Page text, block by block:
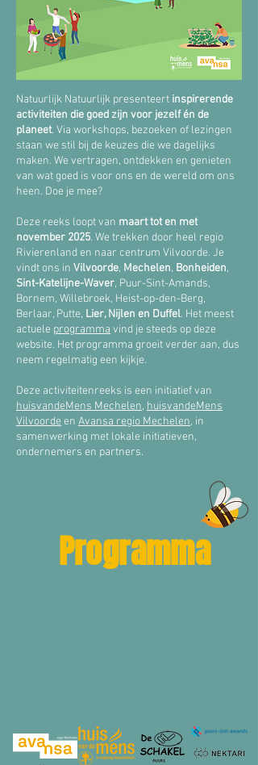
Natuurlijk Natuurlijk presenteert inspirerende
activiteiten die goed zijn voor jezelf én de
planeet. Via workshops, bezoeken of lezingen
staan we stil bij de keuzes die we dagelijks
maken. We vertragen, ontdekken en genieten
van wat goed is voor ons en de wereld om ons
heen. Doe je mee?
Deze reeks loopt van maart tot en met
november 2025. We trekken door heel regio
Rivierenland en naar centrum Vilvoorde. Je
vindt ons in Vilvoorde, Mechelen, Bonheiden,
Sint-Katelijne-Waver, Puur-Sint-Amands,
Bornem, Willebroek, Heist-op-den-Berg,
Berlaar, Putte, Lier, Nijlen en Duffel. Het meest
actuele programma vind je steeds op deze
website. Het programma groeit verder aan, dus
neem regelmatig een kijkje.
Deze activiteitenreeks is een initiatief van
huisvandeMens Mechelen, huisvandeMens
Vilvoorde en Avansa regio Mechelen, in
samenwerking met lokale initiatieven,
ondernemers en partners.
Programma